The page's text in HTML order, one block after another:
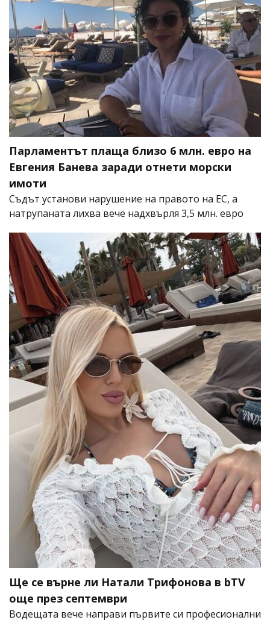
Парламентът плаща близо 6 млн. евро на
Евгения Банева заради отнети морски
имоти
Съдът установи нарушение на правото на ЕС, а
натрупаната лихва вече надхвърля 3,5 млн. евро
Ще се върне ли Натали Трифонова в bTV
още през септември
Водещата вече направи първите си професионални